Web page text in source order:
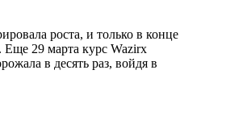
роста, и только в конце
Еще 29 марта курс Wazirx
в десять раз, войдя в